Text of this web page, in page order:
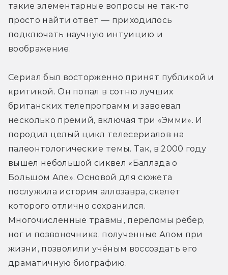
такие элементарные вопросы не так-то
просто найти ответ — приходилось
подключать научную интуицию и
воображение.
Сериал был восторженно принят публикой и
критикой. Он попал в сотню лучших
британских телепрограмм и завоевал
несколько премий, включая три «Эмми». И
породил целый цикл телесериалов на
палеонтологические темы. Так, в 2000 году
вышел небольшой сиквел «Баллада о
Большом Але». Основой для сюжета
послужила история аллозавра, скелет
которого отлично сохранился.
Многочисленные травмы, переломы рёбер,
ног и позвоночника, полученные Алом при
жизни, позволили учёным воссоздать его
драматичную биографию.